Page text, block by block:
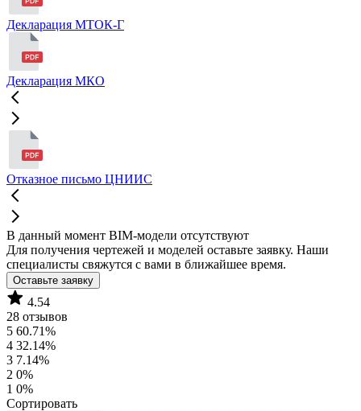
Декларация МТОК-Г
Декларация МКО
Отказное письмо ЦНИИС
В данный момент BIM-модели отсутствуют
Для получения чертежей и моделей оставьте заявку. Наши
специалисты свяжутся с вами в ближайшее время.
Оставьте заявку
4.54
28 отзывов
5 60.71%
4 32.14%
3 7.14%
2 0%
1 0%
Сортировать